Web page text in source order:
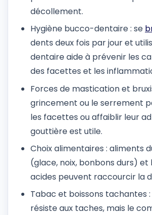
décollement.
Hygiène bucco-dentaire : se
dents deux fois par jour et
dentaire aide à prévenir les
des facettes et les
Forces de mastication et
grincement ou le serrement
les facettes ou affaiblir leur
gouttière est utile.
Choix alimentaires : aliments
(glace, noix, bonbons durs) et
acides peuvent raccourcir la
Tabac et boissons tachantes
résiste aux taches, mais le